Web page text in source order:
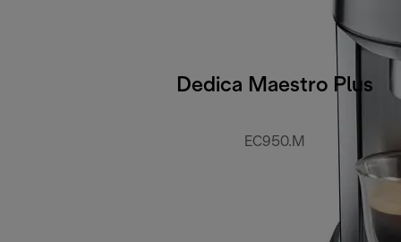
Dedica Maestro Plus
EC950.M